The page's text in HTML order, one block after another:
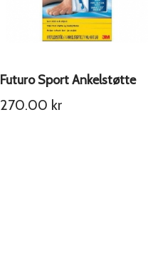
Futuro Sport Ankelstøtte
270.00 kr